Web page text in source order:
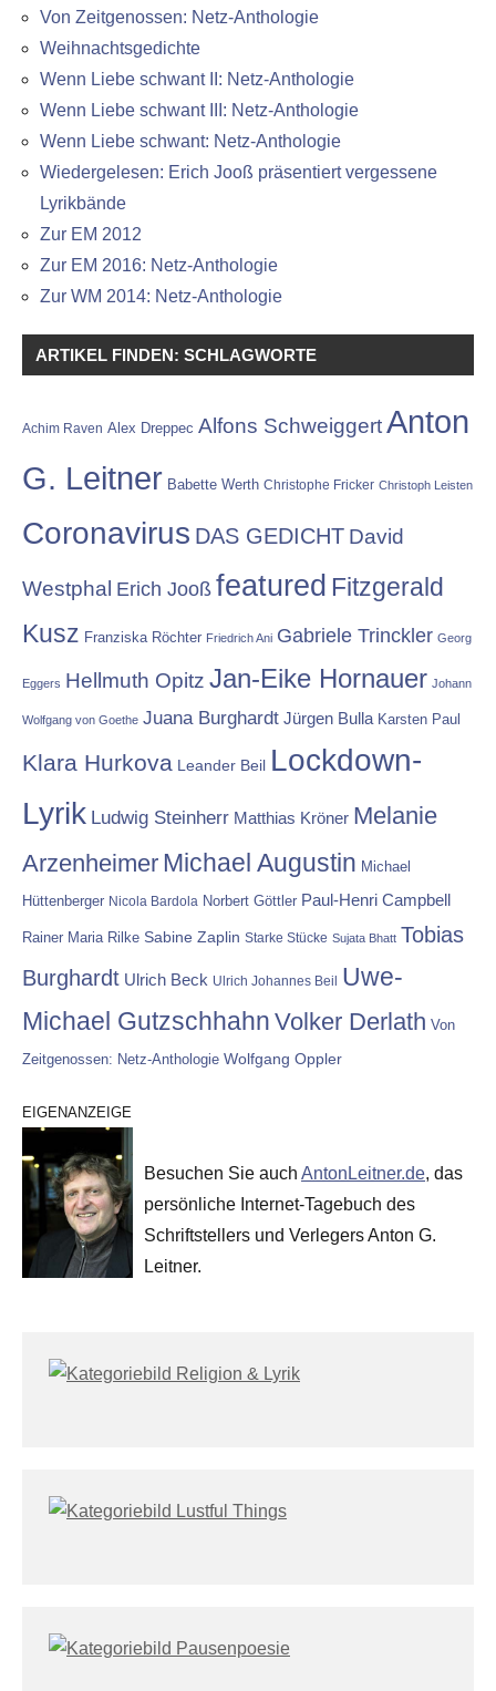
Von Zeitgenossen: Netz-Anthologie
Weihnachtsgedichte
Wenn Liebe schwant II: Netz-Anthologie
Wenn Liebe schwant III: Netz-Anthologie
Wenn Liebe schwant: Netz-Anthologie
Wiedergelesen: Erich Jooß präsentiert vergessene
Lyrikbände
Zur EM 2012
Zur EM 2016: Netz-Anthologie
Zur WM 2014: Netz-Anthologie
ARTIKEL FINDEN: SCHLAGWORTE
Achim Raven Alex Dreppec Alfons SchweiggertAnton
G. Leitner Babette Werth Christophe Fricker Christoph Leisten
Coronavirus DAS GEDICHT David
Westphal Erich Jooß featured Fitzgerald
Kusz Franziska Röchter Friedrich Ani Gabriele Trinckler Georg
Eggers Hellmuth Opitz Jan-Eike Hornauer Johann
Wolfgang von Goethe Juana Burghardt Jürgen Bulla Karsten Paul
Klara Hurkova Leander Beil Lockdown-
Lyrik Ludwig Steinherr Matthias Kröner Melanie
Arzenheimer Michael Augustin Michael
Hüttenberger Nicola Bardola Norbert Göttler Paul-Henri Campbell
Rainer Maria Rilke Sabine Zaplin Starke Stücke Sujata Bhatt Tobias
Burghardt Ulrich Beck Ulrich Johannes Beil
Uwe-
Michael Gutzschhahn Volker Derlath Von
Zeitgenossen: Netz-Anthologie Wolfgang Oppler
EIGENANZEIGE
Besuchen Sie auch AntonLeitner.de, das
persönliche Internet-Tagebuch des
Schriftstellers und Verlegers Anton G.
Leitner.